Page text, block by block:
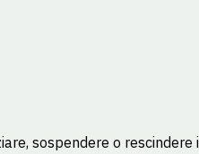
sospendere o